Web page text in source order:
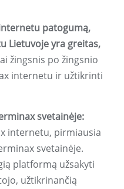
patogumą,
Lietuvoje yra greitas,
žingsnis po žingsnio
internetu ir užtikrinti
svetainėje:
internetu, pirmiausia
svetainėje.
platformą užsakyti
užtikrinančią